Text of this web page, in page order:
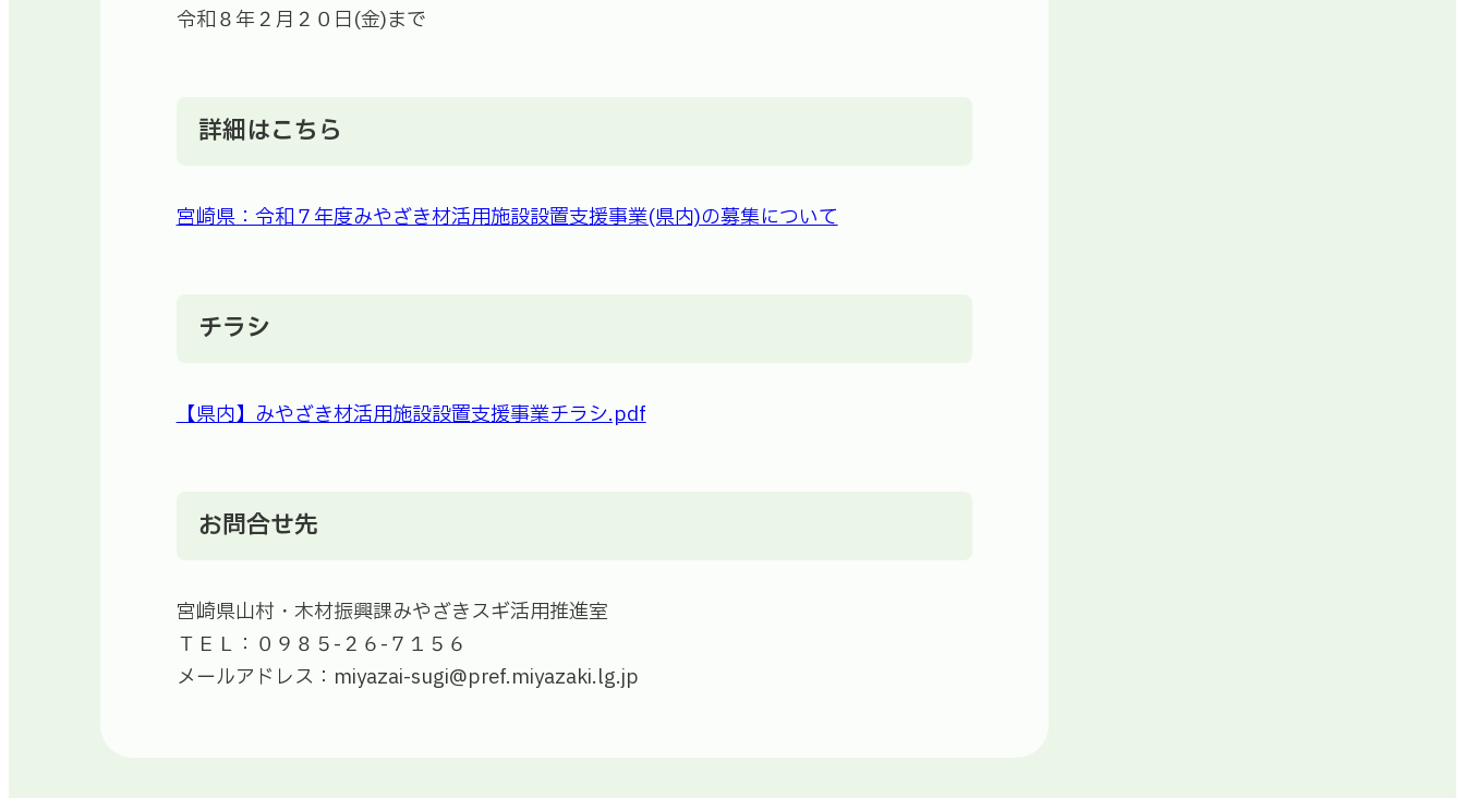
令和８年２月２０日(金)まで
詳細はこちら
宮崎県：令和７年度みやざき材活用施設設置支援事業(県内)の募集について
チラシ
【県内】みやざき材活用施設設置支援事業チラシ.pdf
お問合せ先
宮崎県山村・木材振興課みやざきスギ活用推進室
ＴＥＬ：０９８５-２６-７１５６
メールアドレス：miyazai-sugi@pref.miyazaki.lg.jp